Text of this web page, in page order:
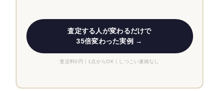
査定する人が変わるだけで
35倍変わった実例 →
査定料0円｜1点からOK｜しつこい連絡なし